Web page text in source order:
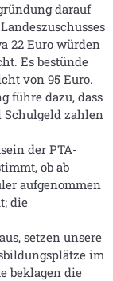
darauf
22 Euro würden
Es bestünde
von 95 Euro.
führe dazu, dass
zahlen
der PTA-
ob ab
aufgenommen
die
setzen unsere
im
beklagen die